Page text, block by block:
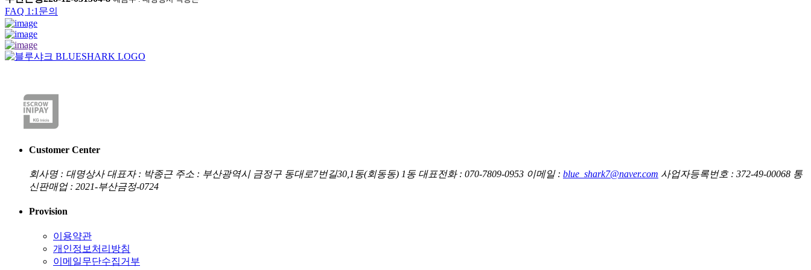
FAQ 1:1문의
Customer Center
회사명 : 대명상사 대표자 : 박종근 주소 : 부산광역시 금정구 동대로7번길30,1동(회동동) 1동 대표전화 : 070-7809-0953 이메일 : blue_shark7@naver.com 사업자등록번호 : 372-49-00068 통
신판매업 : 2021-부산금정-0724
Provision
이용약관
개인정보처리방침
이메일무단수집거부